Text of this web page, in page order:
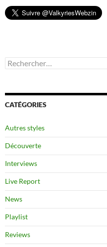
Rechercher :
CATÉGORIES
Autres styles
Découverte
Interviews
Live Report
News
Playlist
Reviews